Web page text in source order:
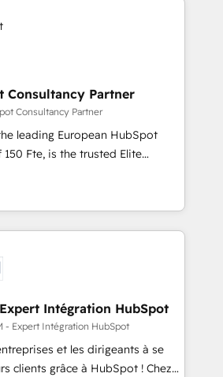
and optimising your
better results 🌐 Website design
🔌 Integrating HubSpot
🎓 Training your teams to be
generation services using
after a rigorous process for
Integration & Platform
over 500 businesses to
investment in HubSpot.
Consultancy Partner
Consultancy Partner
leading European HubSpot
trusted Elite
offering you a roadmap on
and achieving Commercial
targeted processes, we
transformation and minimize
we provide expertise to
2015 we are fully
and with an experienced
with reputable companies in
manufacturing, SaaS and
We prepare a customized
Intégration HubSpot
- Expert Intégration HubSpot
et les dirigeants à se
clients grâce à HubSpot ! Chez